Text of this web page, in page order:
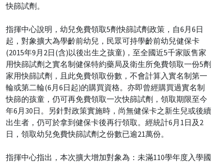
快篩試劑。
指揮中心說明，幼兒免費領取5劑快篩試劑政策，自6月6日
起，對象擴大為學齡前幼兒，民眾可持學齡前幼兒健保卡
(2015年9月2日(含)以後出生之孩童)，至全國近5千家販售家
用快篩試劑之實名制健保特約藥局及衛生所免費領取一份5劑
家用快篩試劑，且此免費領取份數，不會計算入實名制第一
輪或第二輪(6月6日起)的購買資格。亦即曾經購買過實名制
快篩的孩童，仍可再免費領取一次快篩試劑，領取期限至今
年6月30日。另針對政策實施時，尚無健保卡之新生兒或後續
出生者，仍可於拿到健保卡後再行領取。經統計6月1日及2
日，領取幼兒免費快篩試劑之份數已逾21萬份。
指揮中心指出，本次擴大增加對象為：未滿110學年度入學國